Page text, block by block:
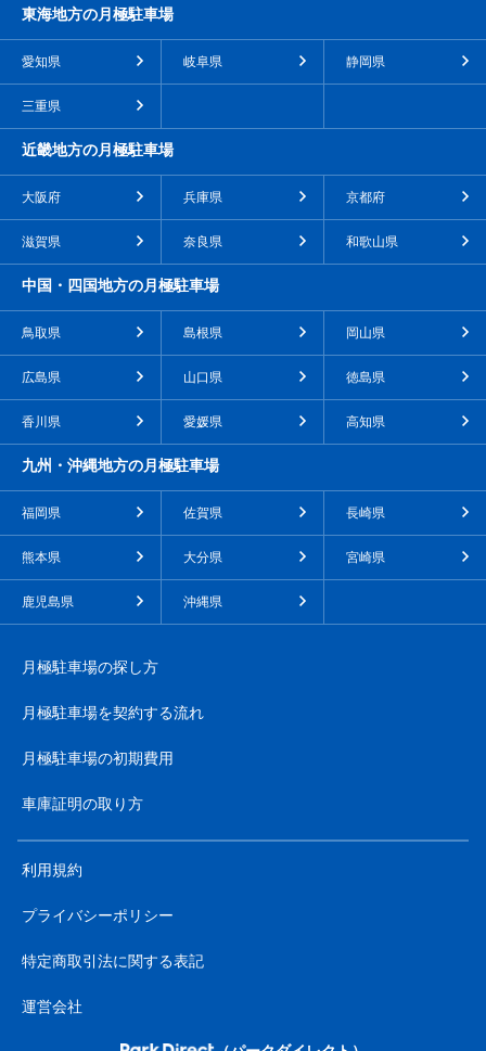
東海地方の月極駐車場
愛知県 岐阜県 静岡県
三重県
近畿地方の月極駐車場
大阪府 兵庫県 京都府
滋賀県 奈良県 和歌山県
中国・四国地方の月極駐車場
鳥取県 島根県 岡山県
広島県 山口県 徳島県
香川県 愛媛県 高知県
九州・沖縄地方の月極駐車場
福岡県 佐賀県 長崎県
熊本県 大分県 宮崎県
鹿児島県 沖縄県
月極駐車場の探し方
月極駐車場を契約する流れ
月極駐車場の初期費用
車庫証明の取り方
利用規約
プライバシーポリシー
特定商取引法に関する表記
運営会社